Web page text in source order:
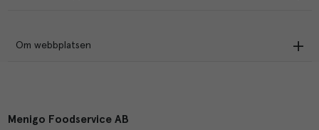
Om webbplatsen
Menigo Foodservice AB